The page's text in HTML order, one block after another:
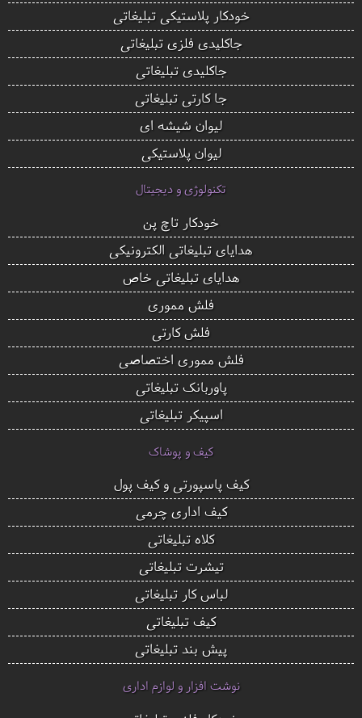
خودکار پلاستیکی تبلیغاتی
جاکلیدی فلزی تبلیغاتی
جاکلیدی تبلیغاتی
جا کارتی تبلیغاتی
لیوان شیشه ای
لیوان پلاستیکی
تکنولوژی و دیجیتال
خودکار تاچ پن
هدایای تبلیغاتی الکترونیکی
هدایای تبلیغاتی خاص
فلش مموری
فلش کارتی
فلش مموری اختصاصی
پاوربانک تبلیغاتی
اسپیکر تبلیغاتی
کیف و پوشاک
کیف پاسپورتی و کیف پول
کیف اداری چرمی
کلاه تبلیغاتی
تیشرت تبلیغاتی
لباس کار تبلیغاتی
کیف تبلیغاتی
پیش بند تبلیغاتی
نوشت افزار و لوازم اداری